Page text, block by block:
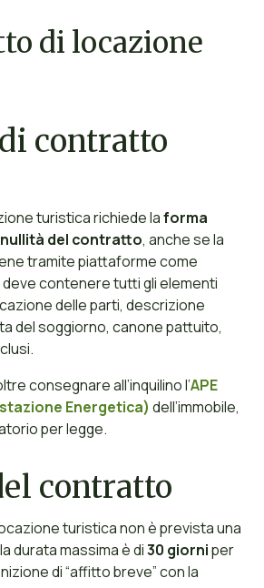
di locazione
contratto
turistica richiede laforma
del contratto, anche se la
tramite piattaforme come
contenere tutti gli elementi
delle parti, descrizione
del soggiorno, canone pattuito,
consegnare all’inquilino l’APE
Energetica) dell’immobile,
per legge.
contratto
turistica non è prevista una
durata massima è di30 giorniper
di “affitto breve” con la